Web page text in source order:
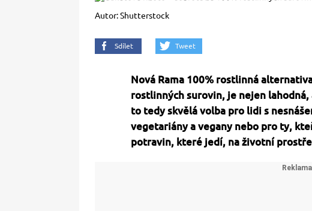
Autor: Shutterstock
Sdílet Tweet
Nová Rama 100% rostlinná
rostlinných surovin, je nejen
to tedy skvělá volba pro lidi s
vegetariány a vegany nebo pro ty,
potravin, které jedí, na životní